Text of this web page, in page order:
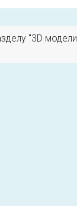
"3D модели